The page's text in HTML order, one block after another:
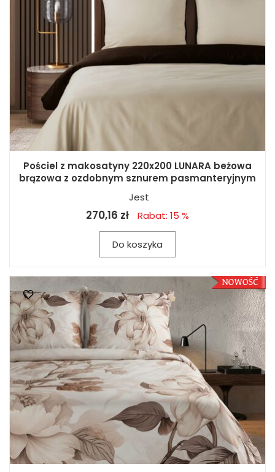
Pościel z makosatyny 220x200 LUNARA beżowa
brązowa z ozdobnym sznurem pasmanteryjnym
Jest
270,16 zł Rabat: 15 %
Do koszyka